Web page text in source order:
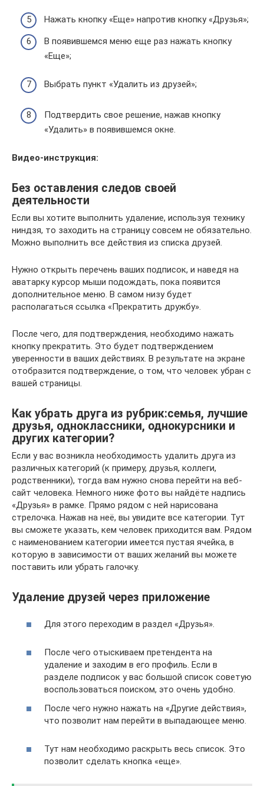
Нажать кнопку «Еще» напротив кнопку «Друзья»;
В появившемся меню еще раз нажать кнопку
«Еще»;
Выбрать пункт «Удалить из друзей»;
Подтвердить свое решение, нажав кнопку
«Удалить» в появившемся окне.
Видео-инструкция:
Без оставления следов своей
деятельности
Если вы хотите выполнить удаление, используя технику
ниндзя, то заходить на страницу совсем не обязательно.
Можно выполнить все действия из списка друзей.
Нужно открыть перечень ваших подписок, и наведя на
аватарку курсор мыши подождать, пока появится
дополнительное меню. В самом низу будет
располагаться ссылка «Прекратить дружбу».
После чего, для подтверждения, необходимо нажать
кнопку прекратить. Это будет подтверждением
уверенности в ваших действиях. В результате на экране
отобразится подтверждение, о том, что человек убран с
вашей страницы.
Как убрать друга из рубрик:семья, лучшие
друзья, одноклассники, однокурсники и
других категории?
Если у вас возникла необходимость удалить друга из
различных категорий (к примеру, друзья, коллеги,
родственники), тогда вам нужно снова перейти на веб-
сайт человека. Немного ниже фото вы найдёте надпись
«Друзья» в рамке. Прямо рядом с ней нарисована
стрелочка. Нажав на неё, вы увидите все категории. Тут
вы сможете указать, кем человек приходится вам. Рядом
с наименованием категории имеется пустая ячейка, в
которую в зависимости от ваших желаний вы можете
поставить или убрать галочку.
Удаление друзей через приложение
Для этого переходим в раздел «Друзья».
После чего отыскиваем претендента на
удаление и заходим в его профиль. Если в
разделе подписок у вас большой список советую
воспользоваться поиском, это очень удобно.
После чего нужно нажать на «Другие действия»,
что позволит нам перейти в выпадающее меню.
Тут нам необходимо раскрыть весь список. Это
позволит сделать кнопка «еще».